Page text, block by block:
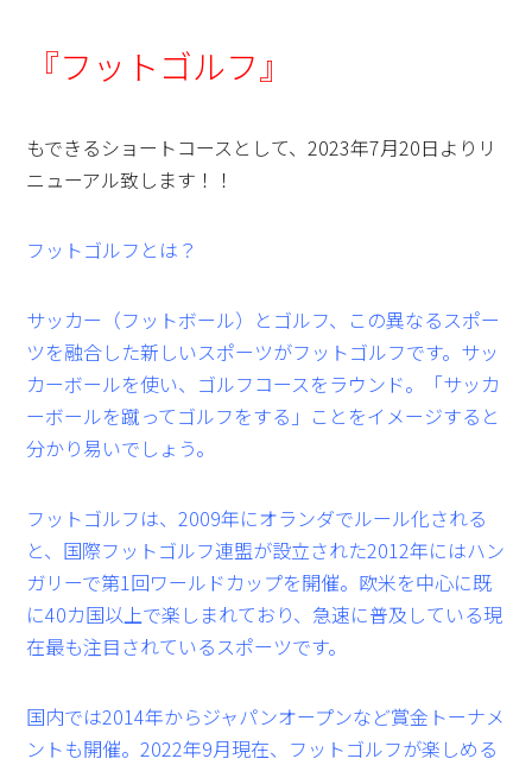
『フットゴルフ』
もできるショートコースとして、2023年7月20日よりリ
ニューアル致します！！
フットゴルフとは？
サッカー（フットボール）とゴルフ、この異なるスポー
ツを融合した新しいスポーツがフットゴルフです。サッ
カーボールを使い、ゴルフコースをラウンド。「サッカ
ーボールを蹴ってゴルフをする」ことをイメージすると
分かり易いでしょう。
フットゴルフは、2009年にオランダでルール化される
と、国際フットゴルフ連盟が設立された2012年にはハン
ガリーで第1回ワールドカップを開催。欧米を中心に既
に40カ国以上で楽しまれており、急速に普及している現
在最も注目されているスポーツです。
国内では2014年からジャパンオープンなど賞金トーナメ
ントも開催。2022年9月現在、フットゴルフが楽しめる